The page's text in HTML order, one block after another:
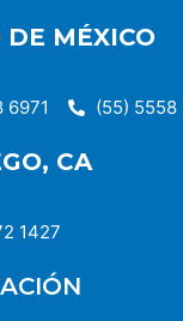
MÉXICO
6971 (55) 5558
CA
1427